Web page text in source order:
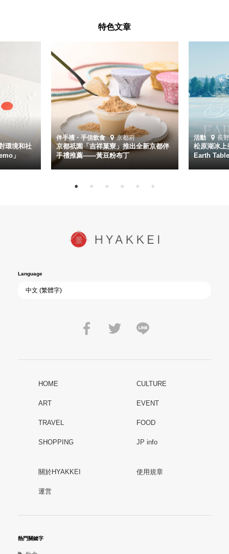
特色文章
環境和社
」
伴手禮・手信飲食 京都府
京都祇園「吉祥菓寮」推出全新京都伴
手禮推薦——黃豆粉布丁
活動 長
松原湖冰
Earth
Language
HOME CULTURE
ART EVENT
TRAVEL FOOD
SHOPPING JP info
關於HYAKKEI 使用規章
運営
熱門關鍵字